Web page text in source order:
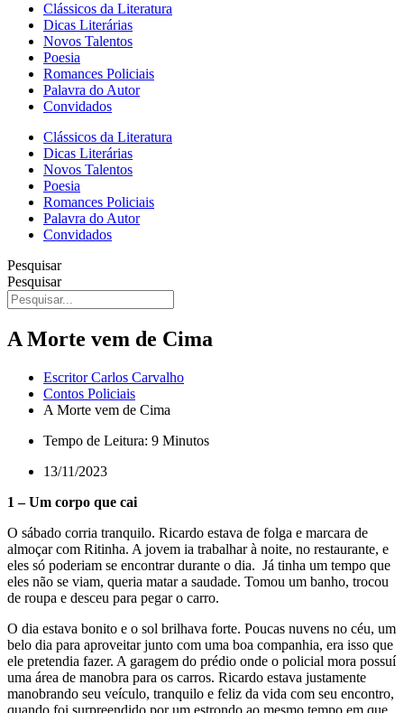
Clássicos da Literatura
Dicas Literárias
Novos Talentos
Poesia
Romances Policiais
Palavra do Autor
Convidados
Clássicos da Literatura
Dicas Literárias
Novos Talentos
Poesia
Romances Policiais
Palavra do Autor
Convidados
Pesquisar
Pesquisar
A Morte vem de Cima
Escritor Carlos Carvalho
Contos Policiais
A Morte vem de Cima
Tempo de Leitura: 9 Minutos
13/11/2023
1 – Um corpo que cai
O sábado corria tranquilo. Ricardo estava de folga e marcara de
almoçar com Ritinha. A jovem ia trabalhar à noite, no restaurante, e
eles só poderiam se encontrar durante o dia. Já tinha um tempo que
eles não se viam, queria matar a saudade. Tomou um banho, trocou
de roupa e desceu para pegar o carro.
O dia estava bonito e o sol brilhava forte. Poucas nuvens no céu, um
belo dia para aproveitar junto com uma boa companhia, era isso que
ele pretendia fazer. A garagem do prédio onde o policial mora possuí
uma área de manobra para os carros. Ricardo estava justamente
manobrando seu veículo, tranquilo e feliz da vida com seu encontro,
quando foi surpreendido por um estrondo ao mesmo tempo em que